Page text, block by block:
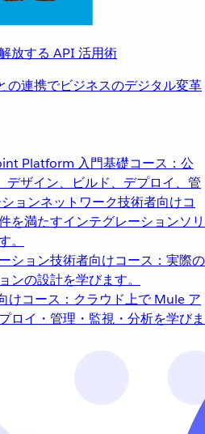
放する API 活用術
連携でビジネスのデジタル変革
Platform 入門基礎コース：公
デザイン、ビルド、デプロイ、管
ョンネットワーク技術者向けコ
を満たすインテグレーションソリ
。
ション技術者向けコース：実際の
ンの設計を学びます。
けコース：クラウド上で Mule ア
ロイ・管理・監視・分析を学びま